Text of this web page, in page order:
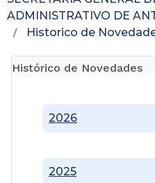
ADMINISTRATIVO DE
Historico de
Histórico de Novedades
2025
2026